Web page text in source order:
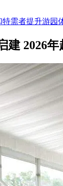
需者提升游园
建 2026